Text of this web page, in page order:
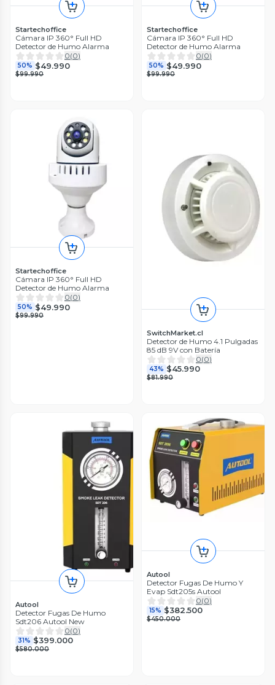
Startechoffice
Cámara IP 360° Full HD
Detector de Humo Alarma
0(0)
50% $49.990
$99.990
Startechoffice
Cámara IP 360° Full HD
Detector de Humo Alarma
0(0)
50% $49.990
$99.990
Startechoffice
Cámara IP 360° Full HD
Detector de Humo Alarma
0(0)
50% $49.990
$99.990
SwitchMarket.cl
Detector de Humo 4.1 Pulgadas
85 dB 9V con Batería
0(0)
43% $45.990
$81.990
Autool
Detector Fugas De Humo
Sdt206 Autool New
0(0)
31% $399.000
$580.000
Autool
Detector Fugas De Humo Y
Evap Sdt205s Autool
0(0)
15% $382.500
$450.000